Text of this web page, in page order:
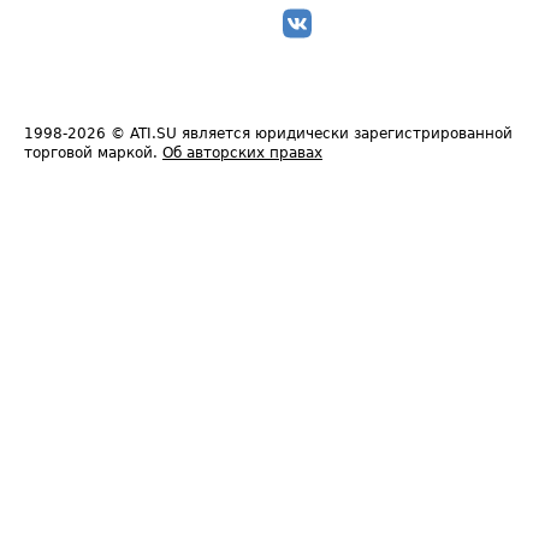
1998-2026 © ATI.SU является юридически зарегистрированной
торговой маркой. Об авторских правах